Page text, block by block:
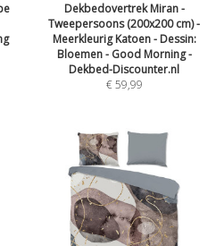
Dekbedovertrek Miran -
Tweepersoons (200x200 cm) -
Meerkleurig Katoen - Dessin:
Bloemen - Good Morning -
Dekbed-Discounter.nl
€59,99